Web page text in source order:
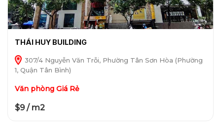
THÁI HUY BUILDING
307/4 Nguyễn Văn Trỗi, Phường Tân Sơn Hòa (Phường
1, Quận Tân Bình)
Văn phòng Giá Rẻ
$9 / m2